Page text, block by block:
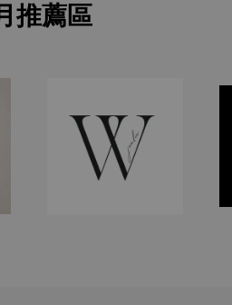
推薦區